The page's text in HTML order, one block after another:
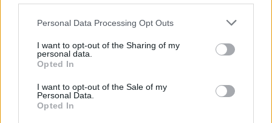
Please note that this website/app uses one or more Google
not limited to your visit or usage behaviour. You may click to
grant or deny consent to Google and its third-party tags to
use your data for below specified purposes in below Google
consent section.
Personal Data Processing Opt Outs
I want to opt-out of the Sharing of my
personal data.
Opted In
I want to opt-out of the Sale of my
Personal Data.
Opted In
Νέο Audi A2 e-tron με στόχο την κορυφή της